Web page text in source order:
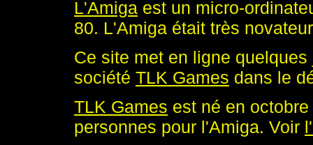
L'Amiga est un micro-
80. L'Amiga était très
Ce site met en ligne
société TLK Games dans le
TLK Games est né en
personnes pour l'Amiga. Voir